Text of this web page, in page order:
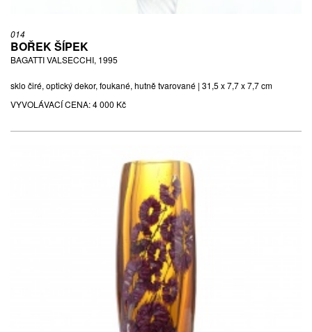
014
BOŘEK ŠÍPEK
BAGATTI VALSECCHI, 1995
sklo čiré, optický dekor, foukané, hutně tvarované | 31,5 x 7,7 x 7,7 cm
VYVOLÁVACÍ CENA:4 000 Kč